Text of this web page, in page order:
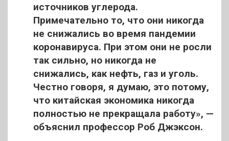
источников углерода.
Примечательно то, что они никогда
не снижались во время пандемии
коронавируса. При этом они не росли
так сильно, но никогда не
снижались, как нефть, газ и уголь.
Честно говоря, я думаю, это потому,
что китайская экономика никогда
полностью не прекращала работу», —
объяснил профессор Роб Джэксон.